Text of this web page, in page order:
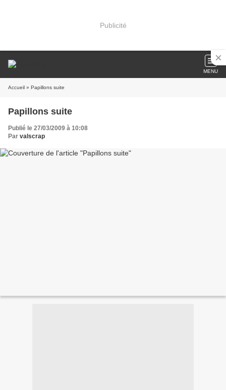
Publicité
MENU
Accueil » Papillons suite
Papillons suite
Publié le 27/03/2009 à 10:08
Par valscrap